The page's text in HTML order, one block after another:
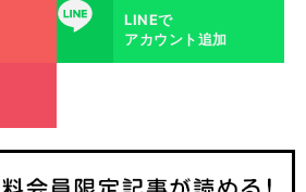
LINE
LINEで
アカウント追加